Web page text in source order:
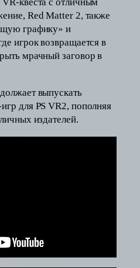
квеста с отличным
Red Matter 2, также
графику» и
игрок возвращается в
мрачный заговор в
выпускать
для PS VR2, пополняя
издателей.